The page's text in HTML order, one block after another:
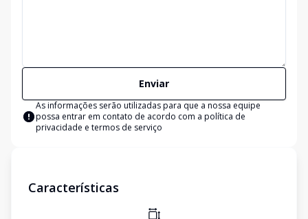
Enviar
As informações serão utilizadas para que a nossa equipe
possa entrar em contato de acordo com a política de
privacidade e termos de serviço
Características